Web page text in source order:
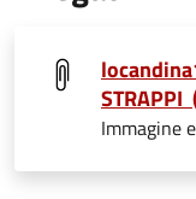
STRAPPI
Immagine